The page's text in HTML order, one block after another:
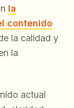
la
contenido
la calidad y
la
actual